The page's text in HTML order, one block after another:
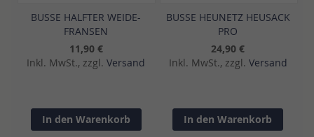
BUSSE HALFTER WEIDE-
FRANSEN
11,90 €
Inkl. MwSt., zzgl. Versand
In den Warenkorb
BUSSE HEUNETZ HEUSACK
PRO
24,90 €
Inkl. MwSt., zzgl. Versand
In den Warenkorb